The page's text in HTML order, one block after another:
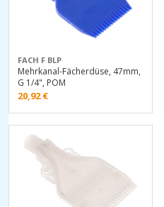
FACH F BLP
Mehrkanal-Fächerdüse, 47mm,
G 1/4", POM
20,92€